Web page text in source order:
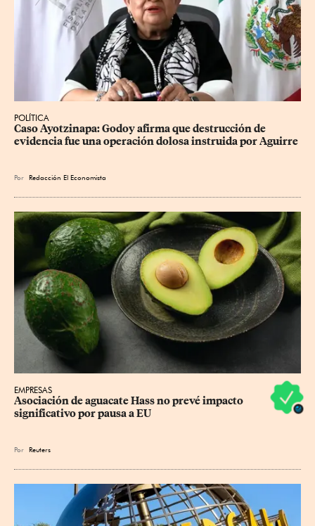
POLÍTICA
Caso Ayotzinapa: Godoy afirma que destrucción de
evidencia fue una operación dolosa instruida por Aguirre
Por Redacción El Economista
EMPRESAS
Asociación de aguacate Hass no prevé impacto
significativo por pausa a EU
Por Reuters